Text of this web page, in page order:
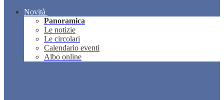
Novità
Panoramica
Le notizie
Le circolari
Calendario eventi
Albo online